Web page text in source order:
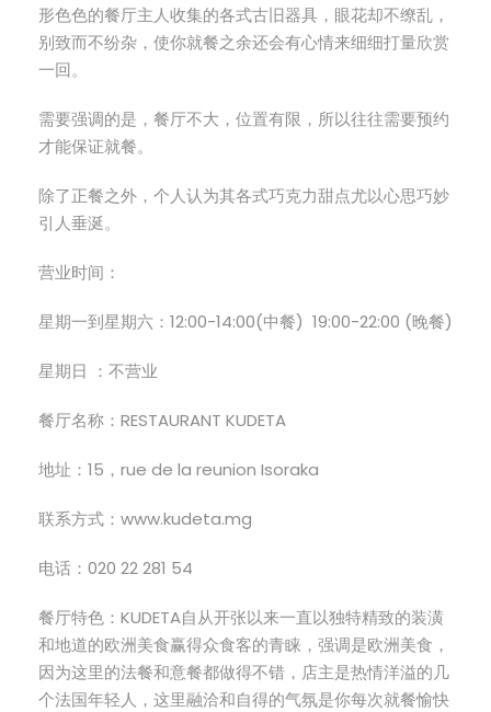
形色色的餐厅主人收集的各式古旧器具，眼花却不缭乱，
别致而不纷杂，使你就餐之余还会有心情来细细打量欣赏
一回。
需要强调的是，餐厅不大，位置有限，所以往往需要预约
才能保证就餐。
除了正餐之外，个人认为其各式巧克力甜点尤以心思巧妙
引人垂涎。
营业时间：
星期一到星期六：12:00-14:00(中餐) 19:00-22:00 (晚餐)
星期日 ：不营业
餐厅名称：RESTAURANT KUDETA
地址：15，rue de la reunion Isoraka
联系方式：www.kudeta.mg
电话：020 22 281 54
餐厅特色：KUDETA自从开张以来一直以独特精致的装潢
和地道的欧洲美食赢得众食客的青睐，强调是欧洲美食，
因为这里的法餐和意餐都做得不错，店主是热情洋溢的几
个法国年轻人，这里融洽和自得的气氛是你每次就餐愉快